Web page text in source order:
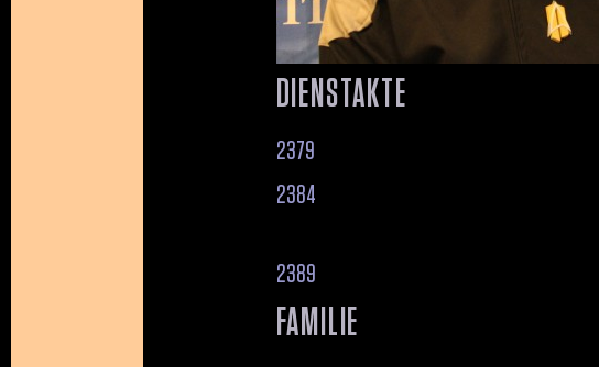
DIENSTAKTE
2379
2384
2389
FAMILIE